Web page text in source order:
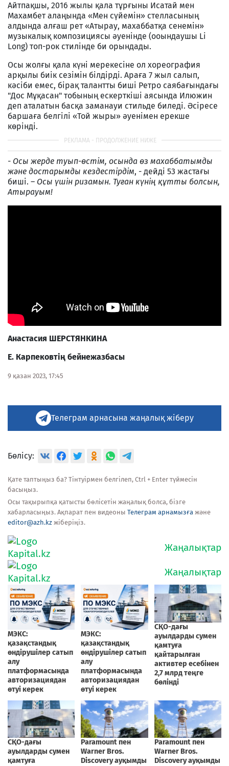
Айтпақшы, 2016 жылы қала тұрғыны Исатай мен
Махамбет алаңында «Мен сүйемін» стелласының
алдында алғаш рет «Атырау, махаббатқа сенемін»
музыкалық композициясы әуенінде (ооындаушы Li
Long) топ-рок стилінде би орындады.
Осы жолғы қала күні мерекесіне ол хореография
арқылы биік сезімін білдірді. Араға 7 жыл салып,
кәсіби емес, бірақ талантты биші Ретро саябағындағы
"Дос Мұқасан" тобының ескерткіші аясында Илюжин
деп аталатын басқа заманауи стильде биледі. Әсіресе
баршаға белгілі «Той жыры» әуенімен ерекше
көрінді.
- Осы жерде туып-өстім, осында өз махаббатымды
және достарымды кездестірдім, - дейді 53 жастағы
биші. – Осы үшін ризамын. Туған күнің құтты болсын,
Атырауым!
Анастасия ШЕРСТЯНКИНА
Е. Карпековтің бейнежазбасы
9 қазан 2023, 17:45
Телеграм арнасына жаңалық жіберу
Бөлісу:
Қате таптыңыз ба? Тінтуірмен белгілеп, Ctrl + Enter түймесін
басыңыз.
Осы тақырыпқа қатысты бөлісетін жаңалық болса, бізге
хабарласыңыз. Ақпарат пен видеоны Телеграм арнамызға және
editor@azh.kz жіберіңіз.